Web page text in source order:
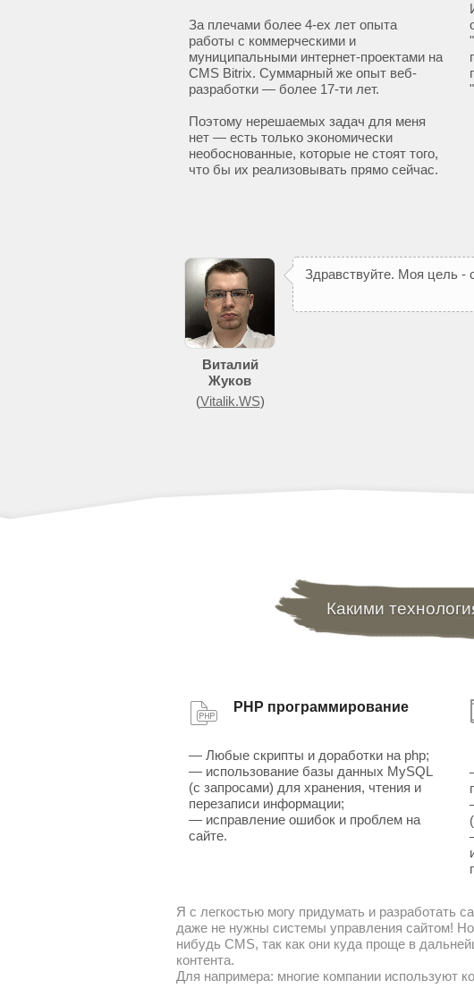
За плечами более 4-ех лет опыта
работы с коммерческими и
муниципальными интернет-проектами на
CMS Bitrix. Суммарный же опыт веб-
разработки — более 17-ти лет.
Поэтому нерешаемых задач для меня
нет — есть только экономически
необоснованные, которые не стоят того,
что бы их реализовывать прямо сейчас.
Виталий
Жуков
(Vitalik.WS)
Здравствуйте. Моя цель -
Какими
PHP программирование
— Любые скрипты и доработки на php;
— использование базы данных MySQL
(с запросами) для хранения, чтения и
перезаписи информации;
— исправление ошибок и проблем на
сайте.
Я с легкостью могу придумать и разработать
даже не нужны системы управления сайтом!
нибудь CMS, так как они куда проще в
контента.
Для напримера: многие компании используют